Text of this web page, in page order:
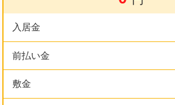
入居金
前払い金
敷金